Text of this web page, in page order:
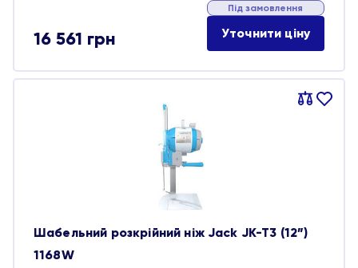
16 561 грн
Під замовлення
Уточнити ціну
Порівняти
В
Шабельний розкрійний ніж Jack JK-T3 (12”)
1168W